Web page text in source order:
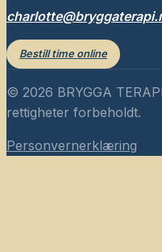
Bestill time online
© 2026 BRYGGA
rettigheter forbeholdt.
Personvernerklæring